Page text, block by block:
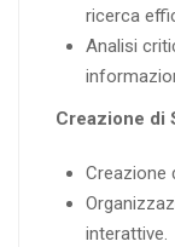
ricerca
Analisi
Creazione di
Creazione
interattive.